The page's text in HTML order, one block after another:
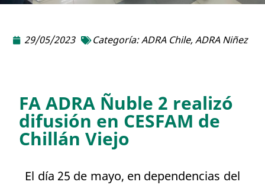
29/05/2023 Categoría:ADRA Chile,ADRA Niñez
FA ADRA Ñuble 2 realizó
difusión en CESFAM de
Chillán Viejo
El día 25 de mayo, en dependencias del